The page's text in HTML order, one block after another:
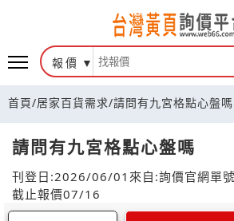
報價
首頁/居家百貨需求/請問有九宮格點心盤嗎
請問有九宮格點心盤嗎
刊登日:2026/06/01 來自:詢價官網單
截止報價07/16